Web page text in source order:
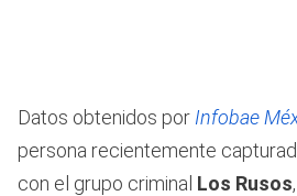
Datos obtenidos por Infobae
persona recientemente
con el grupo criminal Los Rusos